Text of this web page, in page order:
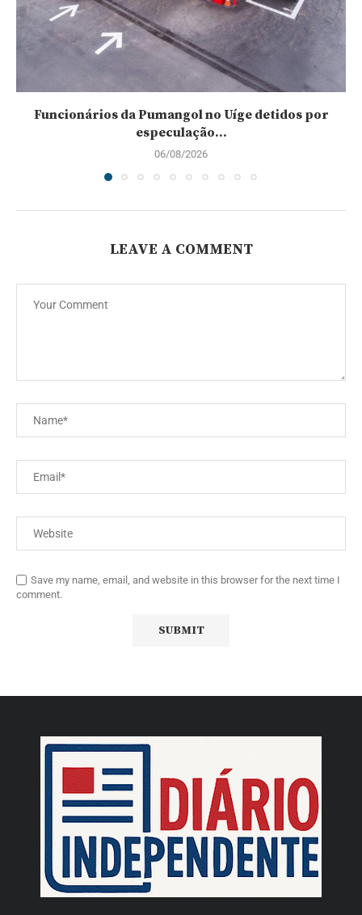
Funcionários da Pumangol no Uíge detidos por
especulação...
06/08/2026
LEAVE A COMMENT
Save my name, email, and website in this browser for the next time I
comment.